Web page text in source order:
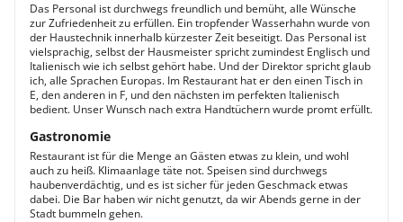
Das Personal ist durchwegs freundlich und bemüht, alle Wünsche
zur Zufriedenheit zu erfüllen. Ein tropfender Wasserhahn wurde von
der Haustechnik innerhalb kürzester Zeit beseitigt. Das Personal ist
vielsprachig, selbst der Hausmeister spricht zumindest Englisch und
Italienisch wie ich selbst gehört habe. Und der Direktor spricht glaub
ich, alle Sprachen Europas. Im Restaurant hat er den einen Tisch in
E, den anderen in F, und den nächsten im perfekten Italienisch
bedient. Unser Wunsch nach extra Handtüchern wurde promt erfüllt.
Gastronomie
Restaurant ist für die Menge an Gästen etwas zu klein, und wohl
auch zu heiß. Klimaanlage täte not. Speisen sind durchwegs
haubenverdächtig, und es ist sicher für jeden Geschmack etwas
dabei. Die Bar haben wir nicht genutzt, da wir Abends gerne in der
Stadt bummeln gehen.